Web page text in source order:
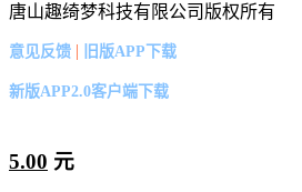
唐山趣绮梦科技有限公司版权所有
意见反馈 | 旧版APP下载
新版APP2.0客户端下载
5.00 元